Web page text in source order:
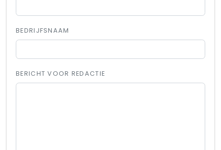
BEDRIJFSNAAM
BERICHT VOOR REDACTIE